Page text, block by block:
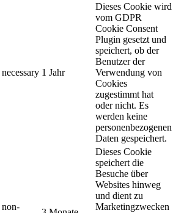
necessary 1 Jahr
Dieses Cookie wird
vom GDPR
Cookie Consent
Plugin gesetzt und
speichert, ob der
Benutzer der
Verwendung von
Cookies
zugestimmt hat
oder nicht. Es
werden keine
personenbezogenen
Daten gespeichert.
non-
Dieses Cookie
speichert die
Besuche über
Websites hinweg
und dient zu
Marketingzwecken